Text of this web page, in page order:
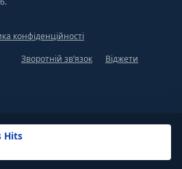
Hits
конфіденційності
Зворотній зв’язок
Віджети